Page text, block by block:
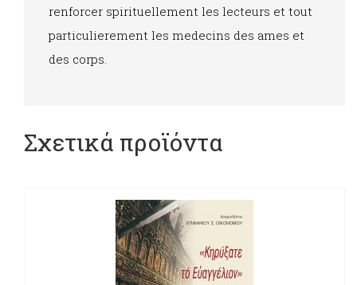
renforcer spirituellement les lecteurs et tout
particulierement les medecins des ames et
des corps.
Σχετικά προϊόντα